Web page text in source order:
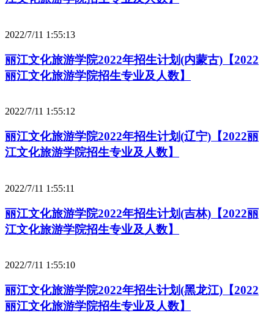
2022/7/11 1:55:13
丽江文化旅游学院2022年招生计划(内蒙古)【2022
丽江文化旅游学院招生专业及人数】
2022/7/11 1:55:12
丽江文化旅游学院2022年招生计划(辽宁)【2022丽
江文化旅游学院招生专业及人数】
2022/7/11 1:55:11
丽江文化旅游学院2022年招生计划(吉林)【2022丽
江文化旅游学院招生专业及人数】
2022/7/11 1:55:10
丽江文化旅游学院2022年招生计划(黑龙江)【2022
丽江文化旅游学院招生专业及人数】